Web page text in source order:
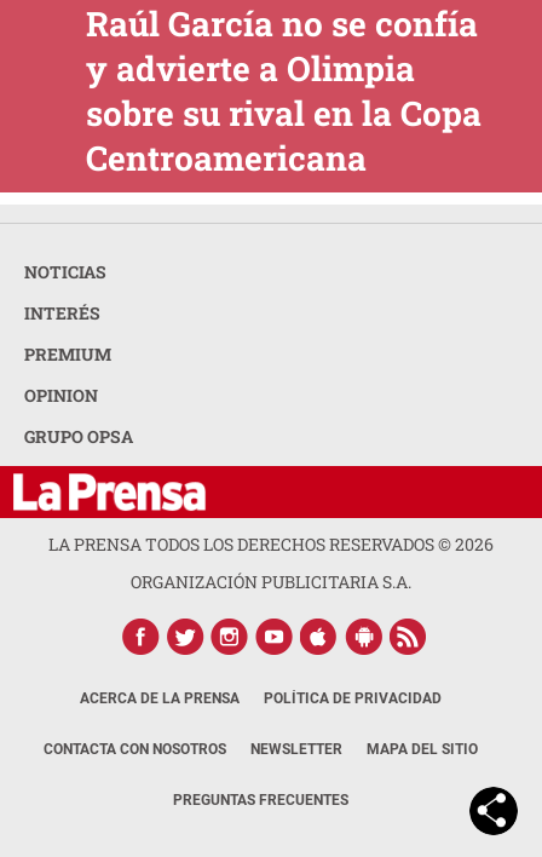
Raúl García no se confía
y advierte a Olimpia
sobre su rival en la Copa
Centroamericana
NOTICIAS
INTERÉS
PREMIUM
OPINION
GRUPO OPSA
LA PRENSA TODOS LOS DERECHOS RESERVADOS ©2026
ORGANIZACIÓN PUBLICITARIA S.A.
ACERCA DE LA PRENSA POLÍTICA DE PRIVACIDAD
CONTACTA CON NOSOTROS NEWSLETTER MAPA DEL SITIO
PREGUNTAS FRECUENTES